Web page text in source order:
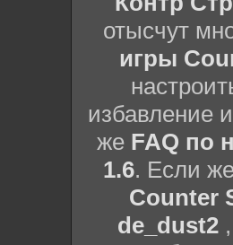
отысчут
игры
избавление
же FAQ по
1.6. Если
Counter
de_dust2